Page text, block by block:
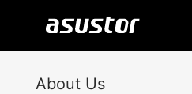
About Us